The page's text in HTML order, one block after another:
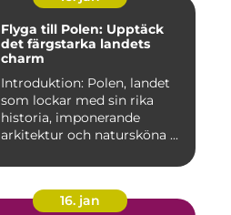
Flyga till Polen: Upptäck
det färgstarka landets
charm
Introduktion: Polen, landet
som lockar med sin rika
historia, imponerande
arkitektur och natursköna ...
16. jan